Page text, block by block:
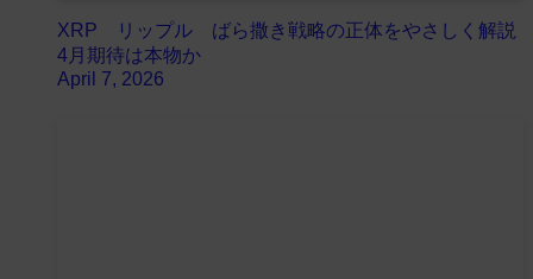
XRP リップル ばら撒き戦略の正体をやさしく解説
4月期待は本物か
April 7, 2026